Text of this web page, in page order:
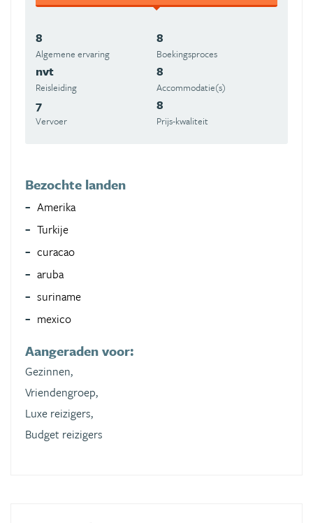
8
Algemene ervaring
8
Boekingsproces
nvt
Reisleiding
8
Accommodatie(s)
7
Vervoer
8
Prijs-kwaliteit
Bezochte landen
Amerika
Turkije
curacao
aruba
suriname
mexico
Aangeraden voor:
Gezinnen,
Vriendengroep,
Luxe reizigers,
Budget reizigers